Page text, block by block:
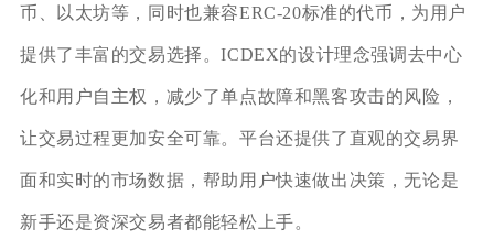
币、以太坊等，同时也兼容ERC-20标准的代币，为用户
提供了丰富的交易选择。ICDEX的设计理念强调去中心
化和用户自主权，减少了单点故障和黑客攻击的风险，
让交易过程更加安全可靠。平台还提供了直观的交易界
面和实时的市场数据，帮助用户快速做出决策，无论是
新手还是资深交易者都能轻松上手。